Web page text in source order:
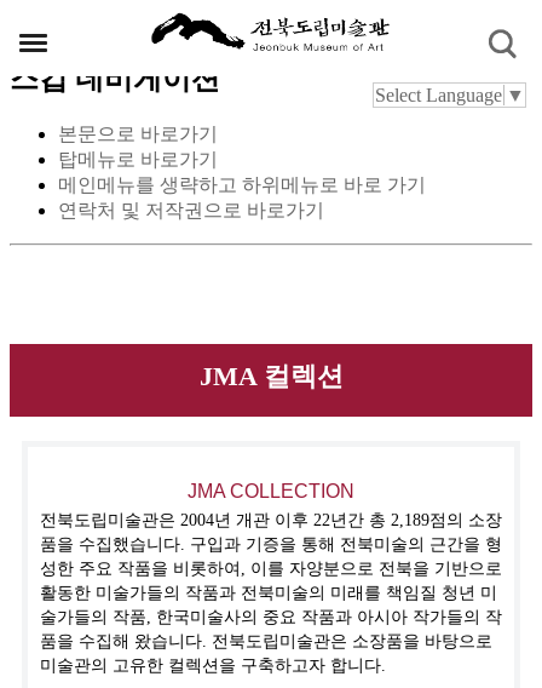
스킵 네비게이션
본문으로 바로가기
탑메뉴로 바로가기
메인메뉴를 생략하고 하위메뉴로 바로 가기
연락처 및 저작권으로 바로가기
Select Language ▼
JMA 컬렉션
JMA COLLECTION
전북도립미술관은 2004년 개관 이후 22년간 총 2,189점의 소장
품을 수집했습니다. 구입과 기증을 통해 전북미술의 근간을 형
성한 주요 작품을 비롯하여, 이를 자양분으로 전북을 기반으로
활동한 미술가들의 작품과 전북미술의 미래를 책임질 청년 미
술가들의 작품, 한국미술사의 중요 작품과 아시아 작가들의 작
품을 수집해 왔습니다. 전북도립미술관은 소장품을 바탕으로
미술관의 고유한 컬렉션을 구축하고자 합니다.